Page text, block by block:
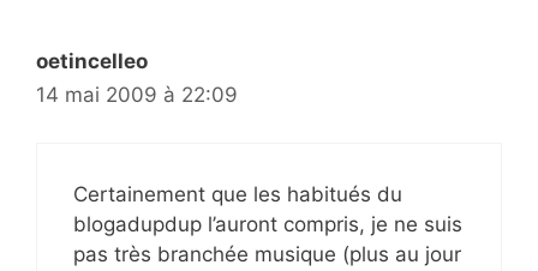
oetincelleo
14 mai 2009 à 22:09
Certainement que les habitués du
blogadupdup l’auront compris, je ne suis
pas très branchée musique (plus au jour